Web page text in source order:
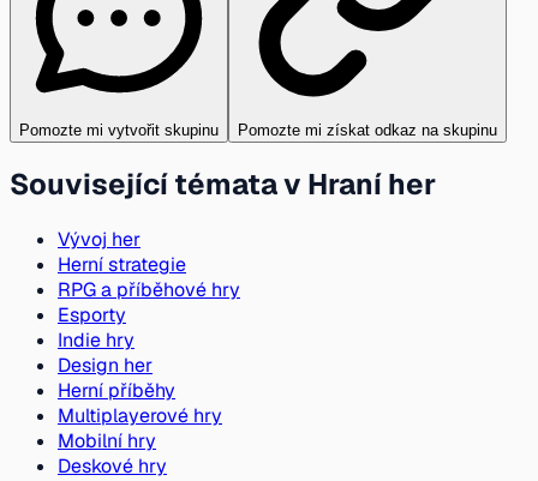
Pomozte mi vytvořit skupinu Pomozte mi získat odkaz na skupinu
Související témata v Hraní her
Vývoj her
Herní strategie
RPG a příběhové hry
Esporty
Indie hry
Design her
Herní příběhy
Multiplayerové hry
Mobilní hry
Deskové hry